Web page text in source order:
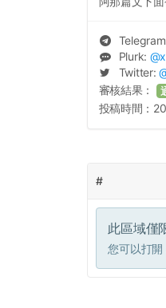
Plurk: @
Twitter:
審核結果：
投稿時間：
#
此區域僅
您可以打開